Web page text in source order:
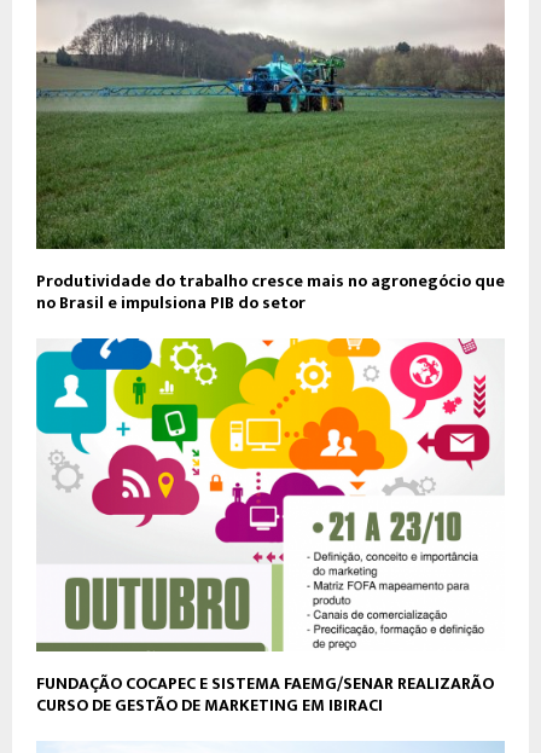
Produtividade do trabalho cresce mais no agronegócio que
no Brasil e impulsiona PIB do setor
FUNDAÇÃO COCAPEC E SISTEMA FAEMG/SENAR REALIZARÃO
CURSO DE GESTÃO DE MARKETING EM IBIRACI